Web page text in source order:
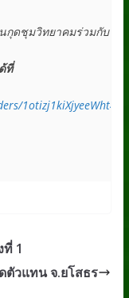
กุดชุมวิทยาคมร่วมกับโ
ที่
1
วแทน จ.ยโสธร